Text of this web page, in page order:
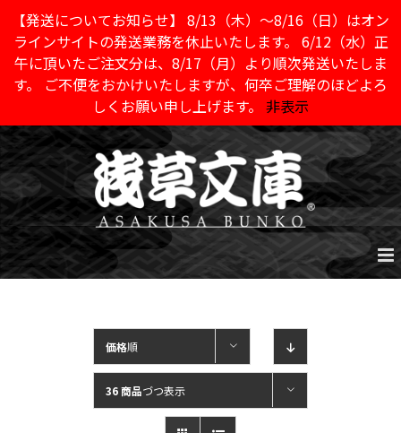
Skip
to
content
価格順
36 商品づつ表示
【発送についてお知らせ】 8/13（木）～8/16（日）はオン
ラインサイトの発送業務を休止いたします。 6/12（水）正
午に頂いたご注文分は、8/17（月）より順次発送いたしま
す。 ご不便をおかけいたしますが、何卒ご理解のほどよろ
しくお願い申し上げます。 非表示